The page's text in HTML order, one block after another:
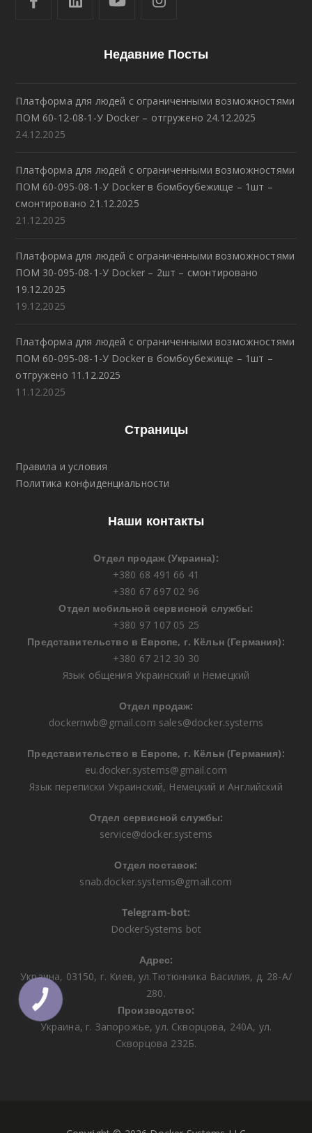
Недавние Посты
Платформа для людей с ограниченными возможностями
ПОМ 60-12-08-1-У Docker – отгружено 24.12.2025
24.12.2025
Платформа для людей с ограниченными возможностями
ПОМ 60-095-08-1-У Docker в бомбоубежище – 1шт –
смонтировано 21.12.2025
21.12.2025
Платформа для людей с ограниченными возможностями
ПОМ 30-095-08-1-У Docker – 2шт – смонтировано
19.12.2025
19.12.2025
Платформа для людей с ограниченными возможностями
ПОМ 60-095-08-1-У Docker в бомбоубежище – 1шт –
отгружено 11.12.2025
11.12.2025
Страницы
Правила и условия
Политика конфиденциальности
Наши контакты
Отдел продаж (Украина):
+380 68 491 66 41
+380 67 697 02 96
Отдел мобильной сервисной службы:
+380 97 107 05 25
Представительство в Европе, г. Кёльн (Германия):
+380 67 212 30 30
Язык общения Украинский и Немецкий
Отдел продаж:
dockernwb@gmail.com sales@docker.systems
Представительство в Европе, г. Кёльн (Германия):
eu.docker.systems@gmail.com
Язык переписки Украинский, Немецкий и Английский
Отдел сервисной службы:
service@docker.systems
Отдел поставок:
snab.docker.systems@gmail.com
Telegram-bot:
DockerSystems bot
Адрес:
Украина, 03150, г. Киев, ул.Тютюнника Василия, д. 28-А/
280.
Производство:
Украина, г. Запорожье, ул. Скворцова, 240А, ул.
Скворцова 232Б.
КНОПКА
ЗВ'ЯЗКУ